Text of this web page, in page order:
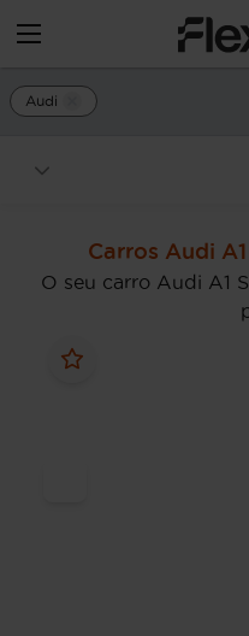
Audi
Carros Audi
O seu carro Audi A1